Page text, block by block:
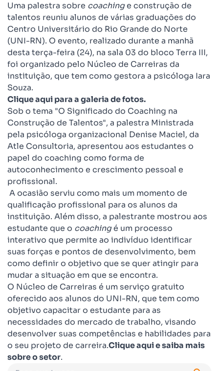
Uma palestra sobre coachinge construção de
talentos reuniu alunos de várias graduações do
Centro Universitário do Rio Grande do Norte
(UNI-RN). O evento, realizado durante a manhã
desta terça-feira (24), na sala 03 do bloco Terra III,
foi organizado pelo Núcleo de Carreiras da
instituição, que tem como gestora a psicóloga Iara
Souza.
Clique aqui para a galeria de fotos.
Sob o tema "O Significado do Coaching na
Construção de Talentos", a palestra Ministrada
pela psicóloga organizacional Denise Maciel, da
Atle Consultoria, apresentou aos estudantes o
papel do coaching como forma de
autoconhecimento e crescimento pessoal e
profissional.
A ocasião serviu como mais um momento de
qualificação profissional para os alunos da
instituição. Além disso, a palestrante mostrou aos
estudante que o coachingé um processo
interativo que permite ao indivíduo identificar
suas forças e pontos de desenvolvimento, bem
como definir o objetivo que se quer atingir para
mudar a situação em que se encontra.
O Núcleo de Carreiras é um serviço gratuito
oferecido aos alunos do UNI-RN, que tem como
objetivo capacitar o estudante para as
necessidades do mercado de trabalho, visando
desenvolver suas competências e habilidades para
o seu projeto de carreira.Clique aqui e saiba mais
sobre o setor.